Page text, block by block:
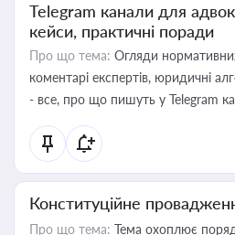
Telegram канали для
кейси, практичні поради
Про що тема: Огляди
коментарі експертів, юридичні
- все, про що пишуть у Telegram
Конституційне
Про що тема: Тема охоплює